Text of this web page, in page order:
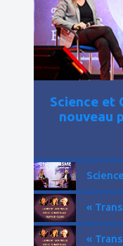
Science et
nouveau
«
«